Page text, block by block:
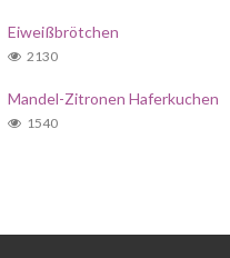
Eiweißbrötchen
2130
Mandel-Zitronen Haferkuchen
1540